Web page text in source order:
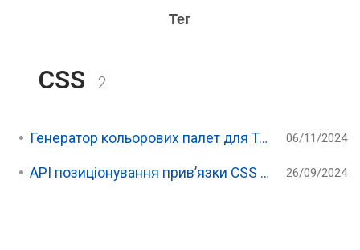
Тег
CSS 2
Генератор кольорових палет для TailwindCSS 06/11/2024
API позиціонування прив’язки CSS або позіціювання поповерів 26/09/2024